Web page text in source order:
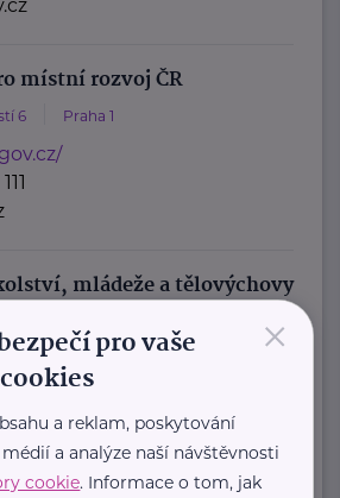
místní rozvoj ČR
6 Praha 1
mládeže a tělovýchovy
Praha 1
osobních údajů
gdpr@msmt.cz
×
pro vaše
a reklam, poskytování
a analýze naší návštěvnosti
cookie. Informace o tom, jak